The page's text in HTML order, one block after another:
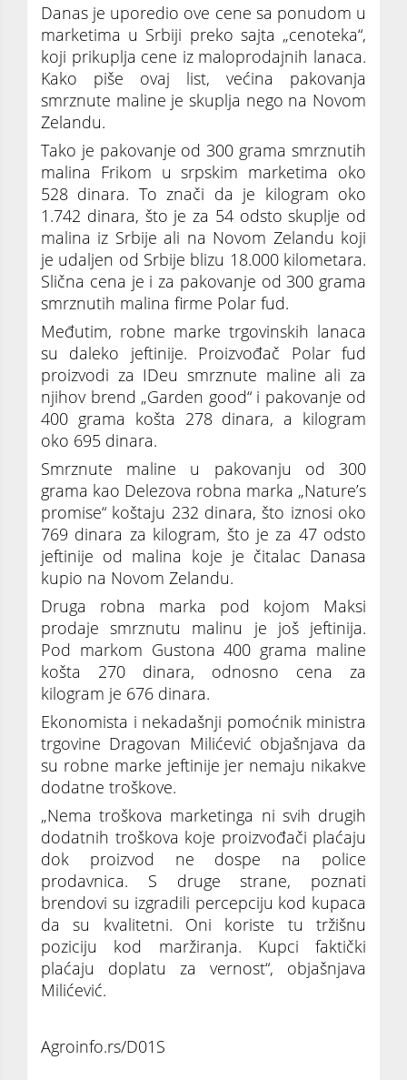
Danas je uporedio ove cene sa ponudom u
marketima u Srbiji preko sajta „cenoteka“,
koji prikuplja cene iz maloprodajnih lanaca.
Kako piše ovaj list, većina pakovanja
smrznute maline je skuplja nego na Novom
Zelandu.
Tako je pakovanje od 300 grama smrznutih
malina Frikom u srpskim marketima oko
528 dinara. To znači da je kilogram oko
1.742 dinara, što je za 54 odsto skuplje od
malina iz Srbije ali na Novom Zelandu koji
je udaljen od Srbije blizu 18.000 kilometara.
Slična cena je i za pakovanje od 300 grama
smrznutih malina firme Polar fud.
Međutim, robne marke trgovinskih lanaca
su daleko jeftinije. Proizvođač Polar fud
proizvodi za IDeu smrznute maline ali za
njihov brend „Garden good“ i pakovanje od
400 grama košta 278 dinara, a kilogram
oko 695 dinara.
Smrznute maline u pakovanju od 300
grama kao Delezova robna marka „Nature’s
promise“ koštaju 232 dinara, što iznosi oko
769 dinara za kilogram, što je za 47 odsto
jeftinije od malina koje je čitalac Danasa
kupio na Novom Zelandu.
Druga robna marka pod kojom Maksi
prodaje smrznutu malinu je još jeftinija.
Pod markom Gustona 400 grama maline
košta 270 dinara, odnosno cena za
kilogram je 676 dinara.
Ekonomista i nekadašnji pomoćnik ministra
trgovine Dragovan Milićević objašnjava da
su robne marke jeftinije jer nemaju nikakve
dodatne troškove.
„Nema troškova marketinga ni svih drugih
dodatnih troškova koje proizvođači plaćaju
dok proizvod ne dospe na police
prodavnica. S druge strane, poznati
brendovi su izgradili percepciju kod kupaca
da su kvalitetni. Oni koriste tu tržišnu
poziciju kod maržiranja. Kupci faktički
plaćaju doplatu za vernost“, objašnjava
Milićević.
Agroinfo.rs/D01S